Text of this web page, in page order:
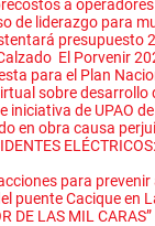
a
de liderazgo para
presupuesto
El Porvenir
para el Plan
sobre desarrollo
iniciativa de UPAO
en obra causa
para
puente Cacique en
DE LAS MIL